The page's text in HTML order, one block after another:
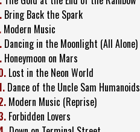
Bring Back the Spark
Modern Music
Dancing in the Moonlight (All Alone)
Honeymoon on Mars
Lost in the Neon World
Dance of the Uncle Sam Humanoids
Modern Music (Reprise)
Forbidden Lovers